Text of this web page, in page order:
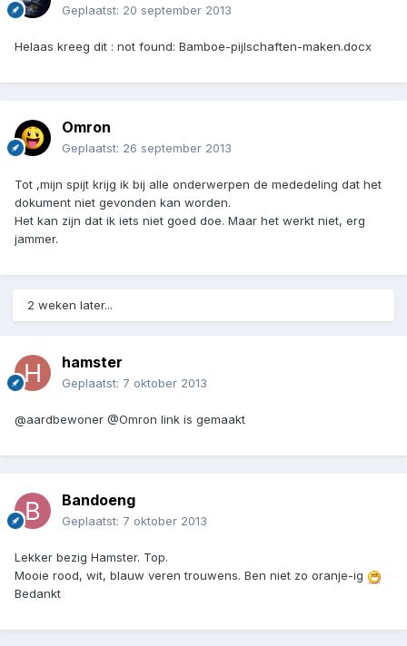
Geplaatst: 20 september 2013
Helaas kreeg dit : not found: Bamboe-pijlschaften-maken.docx
Omron
Geplaatst: 26 september 2013
Tot ,mijn spijt krijg ik bij alle onderwerpen de mededeling dat het
dokument niet gevonden kan worden.
Het kan zijn dat ik iets niet goed doe. Maar het werkt niet, erg
jammer.
2 weken later...
hamster
Geplaatst: 7 oktober 2013
@aardbewoner @Omron link is gemaakt
Bandoeng
Geplaatst: 7 oktober 2013
Lekker bezig Hamster. Top.
Mooie rood, wit, blauw veren trouwens. Ben niet zo oranje-ig
Bedankt